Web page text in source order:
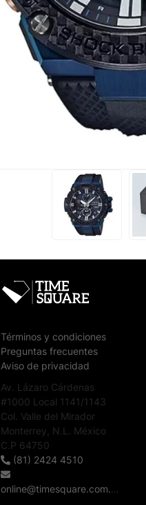
Términos y condiciones
Preguntas frecuentes
Aviso de privacidad
Av. Lázaro Cárdenas
#1000 Local 1141/1143
Col. Valle del Mirador
Monterrey, N.L. México
C.P 64750
(81) 2424 4510
online@timesquare.com.mx